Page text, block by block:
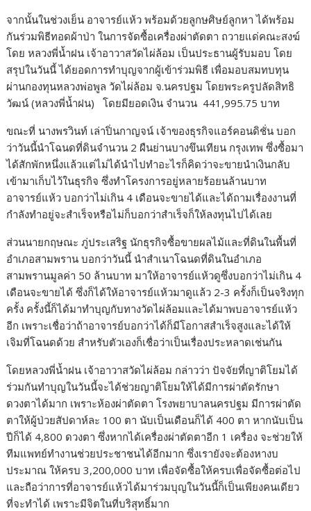
จากนั้นในช่วงเย็น อาจารย์แห้ว พร้อมด้วยลูกษศิษย์ลูกหา ได้พร้อม
กันร่วมพิธีทอดผ้าป่า ในการจัดซื้อเครื่องผ่าตัดตา ถวายแด่คณะสงฆ์
โดย หลวงพี่น้ำฝน เจ้าอาวาสวัดไผ่ล้อม เป็นประธานผู้รับมอบ โดย
สรุปในวันนี้ ได้ยอดการทำบุญจากผู้เข้าร่วมพิธี เพื่อมอบสมทบทุน
ผ่านกองทุนหลวงพ่อพูล วัดไผ่ล้อม จ.นครปฐม โดยพระครูปลัดสิทธิ
วัฒน์ (หลวงพี่น้ำฝน)
โดยมียอดเงิน จำนวน 441,995.75 บาท
ขณะที่ นางพรวินท์ เล่าปิ่นกาญจน์ เจ้าของธุรกิจแอร์คอนดิชั่น บอก
ว่าวันนี้นำโฉนดที่ดินจำนวน 2 ผืนย่านบางขึนเทียน กรุงเทพ ซึ่งซื้อมา
ได้สักพักหนึ่งแล้วแต่ไม่ได้นำไปทำอะไรก็คิดว่าจะขายนำเงินกลับ
เข้ามาเก็บไว้ในธุรกิจ ซึ่งทำโครงการอยู่หลายร้อยนล้านบาท
อาจารย์แห้ว บอกว่าไม่เกิน 4 เดือนจะขายได้และได้ถามเรื่องงานที่
กำลังทำอยู่จะสำเร็จหรือไม่ก็บอกว่าสำเร็จก็ให้ลงทุนไปได้เลย
ส่วนนายกฤษณะ ภู่ประเสริฐ นักธุรกิจซื้อขายผลไม้และที่ดินในพื้นที่
อำเภอสามพราน บอกว่าวันนี้ นำสำเนาโฉนดที่ดินในอำเภอ
สามพรานมูลค่า 50 ล้านบาท มาให้อาจารย์แห้วดูซึ่งบอกว่าไม่เกิน 4
เดือนจะขายได้ ซึ่งก็ได้ให้อาจารย์แห้วมาดูแล้ว 2-3 ครั้งก็เป็นจริงทุก
ครั้ง ครั้งนี้ก็ได้มาทำบุญกับทางวัดไผ่ล้อมและได้มาพบอาจารย์แห้ว
อีก เพราะเชื่อว่าถ้าอาจารย์บอกว่าได้ก็มีโอกาสสำเร็จสูงและได้ให้
เจิมที่โฉนดด้วย สำหรับตัวเองก็เชื่อว่าเป็นเรื่องประหลาดเช่นกัน
โดยหลวงพี่น้ำฝน เจ้าอาวาสวัดไผ่ล้อม กล่าวว่า ปัจจัยที่ญาติโยมได้
ร่วมกันทำบุญในวันนี้จะได้ช่วยญาติโยมให้ได้มีการผ่าตัดรักษา
ดวงตาได้มาก เพราะห้องผ่าตัดตา โรงพยาบาลนครปฐม มีการผ่าตัด
ตาให้ผู้ป่วยสัปดาห์ละ 100 ตา นับเป็นเดือนก็ได้ 400 ตา หากนับเป็น
ปีก็ได้ 4,800 ดวงตา ซึ่งหากได้เครื่องผ่าตัดตาอีก 1 เครื่อง จะช่วยให้
ทีมแพทย์ทำงานช่วยประชาชนได้อีกมาก ซึ่งเรายังจะต้องหางบ
ประมาณ ให้ครบ 3,200,000 บาท เพื่อจัดซื้อให้ครบเพื่อจัดซื้อต่อไป
และถือว่าการที่อาจารย์แห้วได้มาร่วมบุญในวันนี้ก็เป็นเพียงคนเดียว
ที่จะทำได้ เพราะมีจิตในที่บริสุทธิ์มาก